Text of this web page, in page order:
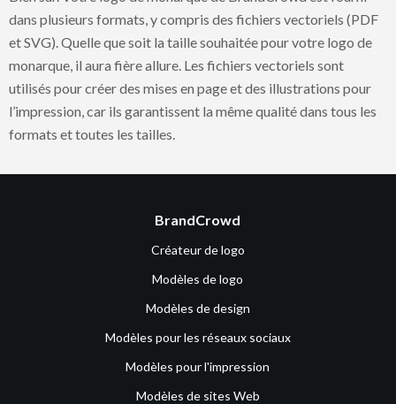
dans plusieurs formats, y compris des fichiers vectoriels (PDF
et SVG). Quelle que soit la taille souhaitée pour votre logo de
monarque, il aura fière allure. Les fichiers vectoriels sont
utilisés pour créer des mises en page et des illustrations pour
l’impression, car ils garantissent la même qualité dans tous les
formats et toutes les tailles.
BrandCrowd
Créateur de logo
Modèles de logo
Modèles de design
Modèles pour les réseaux sociaux
Modèles pour l'impression
Modèles de sites Web